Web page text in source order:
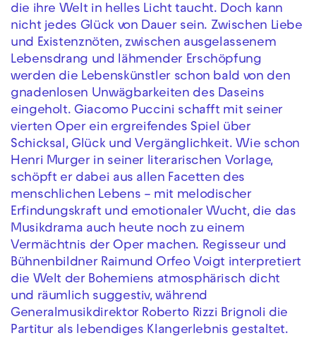
die ihre Welt in helles Licht taucht. Doch kann
nicht jedes Glück von Dauer sein. Zwischen Liebe
und Existenznöten, zwischen ausgelassenem
Lebensdrang und lähmender Erschöpfung
werden die Lebenskünstler schon bald von den
gnadenlosen Unwägbarkeiten des Daseins
eingeholt. Giacomo Puccini schafft mit seiner
vierten Oper ein ergreifendes Spiel über
Schicksal, Glück und Vergänglichkeit. Wie schon
Henri Murger in seiner literarischen Vorlage,
schöpft er dabei aus allen Facetten des
menschlichen Lebens – mit melodischer
Erfindungskraft und emotionaler Wucht, die das
Musikdrama auch heute noch zu einem
Vermächtnis der Oper machen. Regisseur und
Bühnenbildner Raimund Orfeo Voigt interpretiert
die Welt der Bohemiens atmosphärisch dicht
und räumlich suggestiv, während
Generalmusikdirektor Roberto Rizzi Brignoli die
Partitur als lebendiges Klangerlebnis gestaltet.